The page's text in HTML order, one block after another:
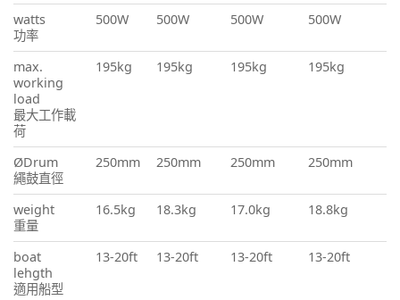
watts
功率
500W 500W 500W 500W
max.
working
load
最大工作載
荷
195kg 195kg 195kg 195kg
ØDrum
繩鼓直徑
250mm 250mm 250mm 250mm
weight
重量
16.5kg 18.3kg 17.0kg 18.8kg
boat
lehgth
適用船型
13-20ft 13-20ft 13-20ft 13-20ft